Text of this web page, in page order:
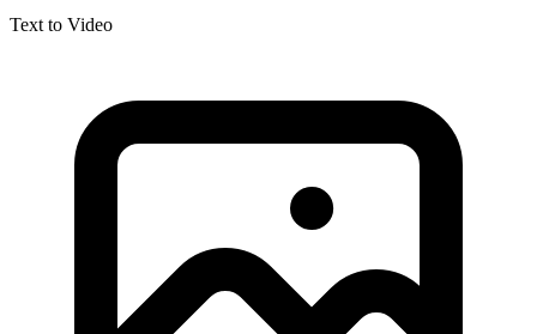
Text to Video